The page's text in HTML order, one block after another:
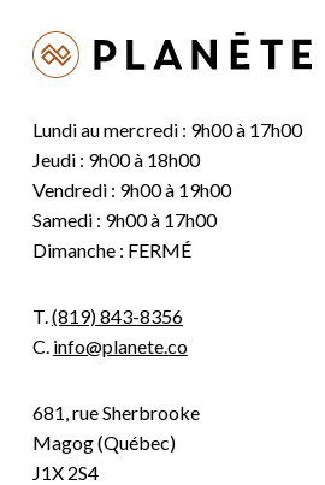
Lundi au mercredi : 9h00 à 17h00
Jeudi : 9h00 à 18h00
Vendredi : 9h00 à 19h00
Samedi : 9h00 à 17h00
Dimanche : FERMÉ
T.(819) 843-8356
C. info@planete.co
681, rue Sherbrooke
Magog (Québec)
J1X 2S4